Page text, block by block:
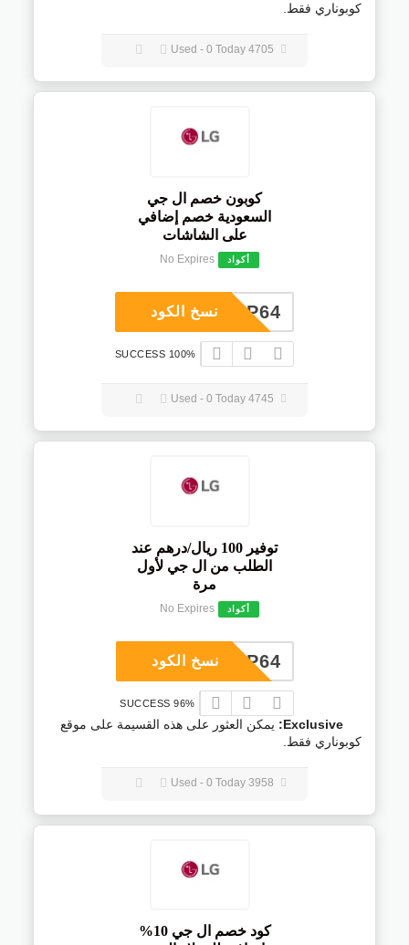
كوبوناري فقط.
كوبون خصم ال جي
السعودية خصم إضافي
على الشاشات
أكواد No Expires
COUP64نسخ الكود
100% SUCCESS
توفير 100 ريال/درهم عند
الطلب من ال جي لأول
مرة
أكواد No Expires
COUP64نسخ الكود
96% SUCCESS
Exclusive:
يمكن العثور على هذه القسيمة على موقع
كوبوناري فقط.
كود خصم ال جي 10%